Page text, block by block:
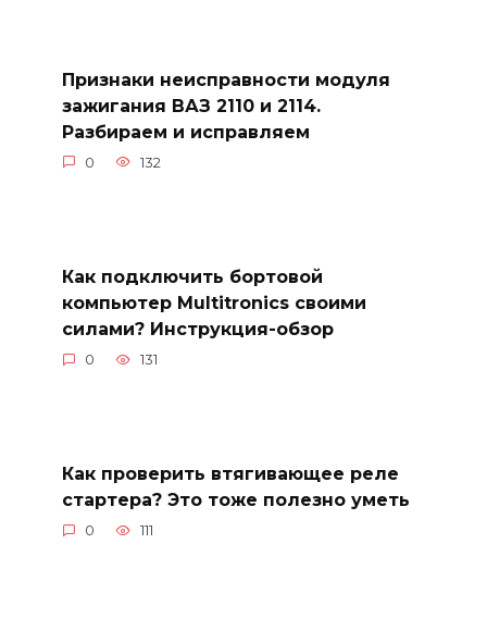
Признаки неисправности модуля
зажигания ВАЗ 2110 и 2114.
Разбираем и исправляем
0 132
Как подключить бортовой
компьютер Multitronics своими
силами? Инструкция-обзор
0 131
Как проверить втягивающее реле
стартера? Это тоже полезно уметь
0 111